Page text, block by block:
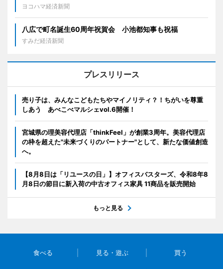
ヨコハマ経済新聞
八広で町名誕生60周年祝賀会 小池都知事も祝福
すみだ経済新聞
プレスリリース
売り子は、みんなこどもたちやマイノリティ？！ちがいを尊重
しあう あべこべマルシェvol.6開催！
宮城県の理美容代理店「thinkFeel」が創業3周年。美容代理店
の枠を超えた"未来づくりのパートナー"として、新たな価値創造
へ。
【8月8日は「リユースの日」】オフィスバスターズ、令和8年8
月8日の節目に新入荷の中古オフィス家具 11商品を販売開始
もっと見る
食べる 見る・遊ぶ 買う